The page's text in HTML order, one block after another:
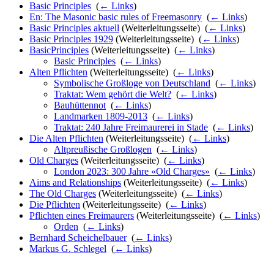
Basic Principles (← Links)
En: The Masonic basic rules of Freemasonry (← Links)
Basic Principles aktuell (Weiterleitungsseite) ‎ (← Links)
Basic Principles 1929 (Weiterleitungsseite) ‎ (← Links)
BasicPrinciples (Weiterleitungsseite) ‎ (← Links)
Basic Principles (← Links)
Alten Pflichten (Weiterleitungsseite) ‎ (← Links)
Symbolische Großloge von Deutschland (← Links)
Traktat: Wem gehört die Welt? (← Links)
Bauhüttennot (← Links)
Landmarken 1809-2013 (← Links)
Traktat: 240 Jahre Freimaurerei in Stade (← Links)
Die Alten Pflichten (Weiterleitungsseite) ‎ (← Links)
Altpreußische Großlogen (← Links)
Old Charges (Weiterleitungsseite) ‎ (← Links)
London 2023: 300 Jahre «Old Charges» (← Links)
Aims and Relationships (Weiterleitungsseite) ‎ (← Links)
The Old Charges (Weiterleitungsseite) ‎ (← Links)
Die Pflichten (Weiterleitungsseite) ‎ (← Links)
Pflichten eines Freimaurers (Weiterleitungsseite) ‎ (← Links)
Orden (← Links)
Bernhard Scheichelbauer‎ (← Links)
Markus G. Schlegel (← Links)